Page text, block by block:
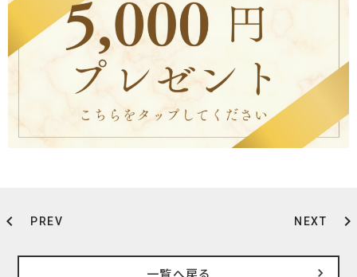
chevron_left PREV NEXT chevron_right